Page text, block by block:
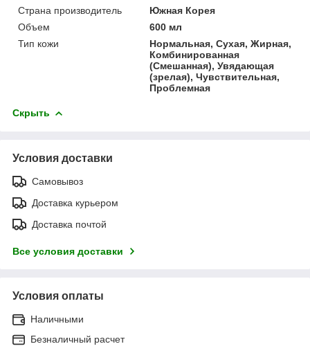
Страна производитель
Южная Корея
Объем
600 мл
Тип кожи
Нормальная, Сухая, Жирная,
Комбинированная
(Смешанная), Увядающая
(зрелая), Чувствительная,
Проблемная
Скрыть
Условия доставки
Самовывоз
Доставка курьером
Доставка почтой
Все условия доставки
Условия оплаты
Наличными
Безналичный расчет